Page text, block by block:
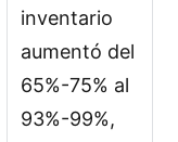
inventario
aumentó del
65%-75% al ​​
93%-99%,